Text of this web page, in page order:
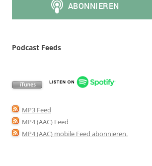
Podcast Feeds
MP3 Feed
MP4 (AAC) Feed
MP4 (AAC) mobile Feed abonnieren.